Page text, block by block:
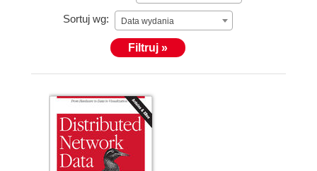
Sortuj wg: Data wydania
Filtruj »